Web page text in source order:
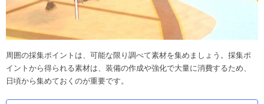
周囲の採集ポイントは、可能な限り調べて素材を集めましょう。採集ポ
イントから得られる素材は、装備の作成や強化で大量に消費するため、
日頃から集めておくのが重要です。